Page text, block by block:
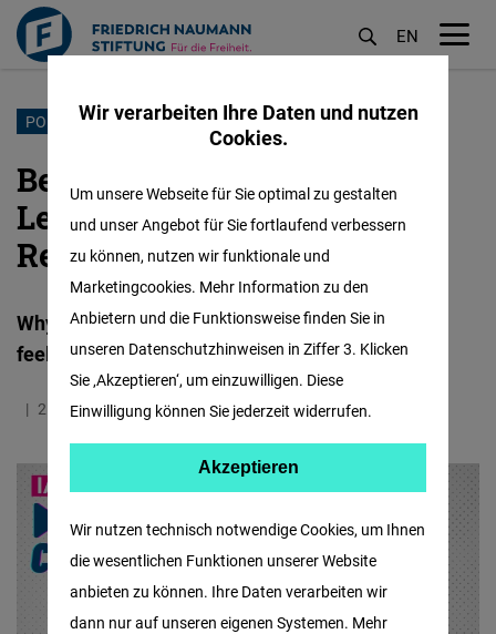
Direkt
Inhalt
EN
PODCAST
Becoming Crisis-Ready: On
Leadership, Learning &
Resilience
Why leadership clarity matters when everything
feels uncertain
25.08.2025 1.4 Minuten IAF
Wir verarbeiten Ihre Daten und nutzen
Cookies.
Wir nutzen technisch notwendige Cookies, um Ihnen
die wesentlichen Funktionen unserer Website
anbieten zu können. Ihre Daten verarbeiten wir
dann nur auf unseren eigenen Systemen. Mehr
Um unsere Webseite für Sie optimal zu gestalten
und unser Angebot für Sie fortlaufend verbessern
zu können, nutzen wir funktionale und
Marketingcookies. Mehr Information zu den
Anbietern und die Funktionsweise finden Sie in
unseren Datenschutzhinweisen in Ziffer 3. Klicken
Sie ‚Akzeptieren‘, um einzuwilligen. Diese
Einwilligung können Sie jederzeit widerrufen.
Facebook
Embed
Akzeptieren Akzeptieren